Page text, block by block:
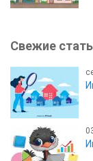
Свежие